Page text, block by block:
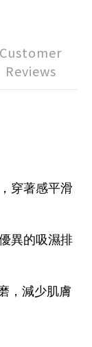
Customer
Reviews
穿著感平滑
異的吸濕排
，減少肌膚